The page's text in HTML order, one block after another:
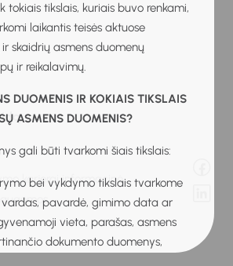
tokiais tikslais, kuriais buvo renkami,
laikantis teisės aktuose
skaidrių asmens duomenų
ir reikalavimų.
DUOMENIS IR KOKIAIS TIKSLAIS
ASMENS DUOMENIS?
gali būti tvarkomi šiais tikslais:
bei vykdymo tikslais tvarkome
vardas, pavardė, gimimo data ar
vieta, parašas, asmens
dokumento duomenys,
pažymos, verslo liudijimo
karjerai informacinė